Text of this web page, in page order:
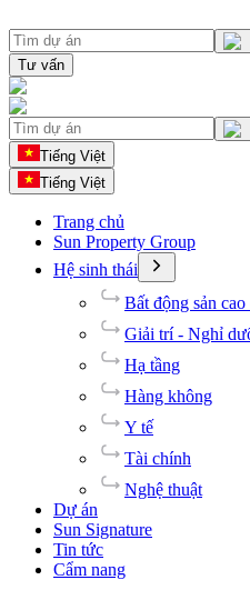
Tư vấn
Tiếng Việt
Tiếng Việt
Trang chủ
Sun Property Group
Hệ sinh thái
Bất động sản cao
Giải trí - Nghỉ
Hạ tầng
Hàng không
Y tế
Tài chính
Nghệ thuật
Dự án
Sun Signature
Tin tức
Cẩm nang